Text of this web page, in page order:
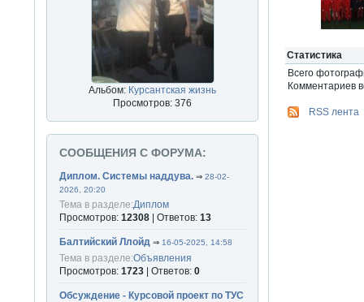
Статистика
Всего
Комментариев
RSS лента
Альбом: Курсантская жизнь
Просмотров: 376
СООБЩЕНИЯ С ФОРУМА:
Диплом. Системы наддува. ⇒28-02-
2026, 20:20
Тема в разделе:Диплом
Просмотров:12308 | Ответов:13
Балтийский Ллойд ⇒16-05-2025, 14:58
Тема в разделе:Объявления
Просмотров:1723 | Ответов:0
Обсуждение - Курсовой проект по ТУС